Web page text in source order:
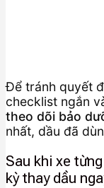
Để tránh quyết
checklist ngắn
theo dõi bảo
nhất, dầu đã
Sau khi xe
kỳ thay dầu